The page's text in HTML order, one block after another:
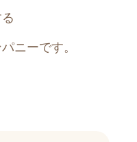
ニーです。